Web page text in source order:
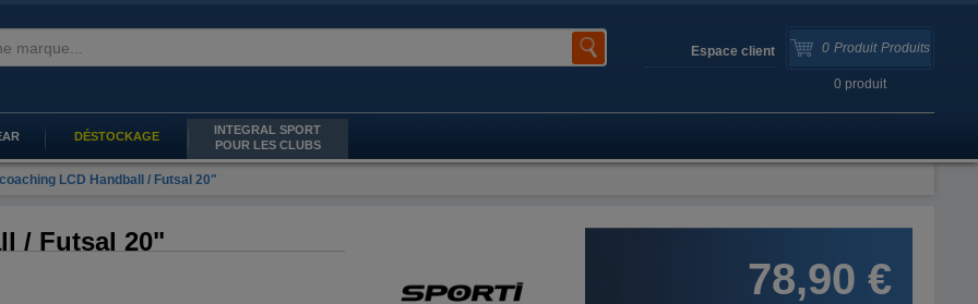
0 Produit Produits
0 produit
Espace client
DÉSTOCKAGE
INTEGRAL SPORT
POUR LES CLUBS
LCD Handball / Futsal 20"
/ Futsal 20"
78,90 €